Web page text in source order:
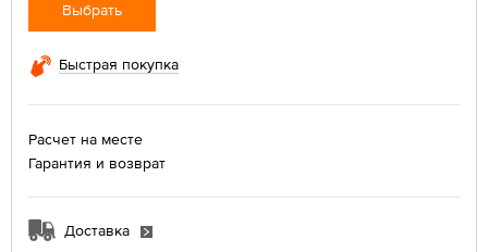
Выбрать
Быстрая покупка
Расчет на месте
Гарантия и возврат
Доставка